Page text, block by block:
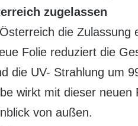
zugelassen
die Zulassung
Folie reduziert die
die UV- Strahlung um
wirkt mit dieser neuen
von außen.